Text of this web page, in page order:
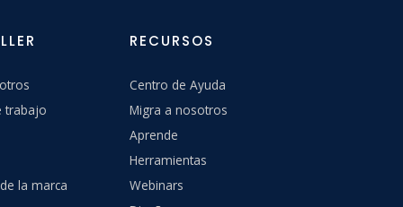
trabajo
la marca
RECURSOS
Centro de Ayuda
Migra a nosotros
Aprende
Herramientas
Webinars